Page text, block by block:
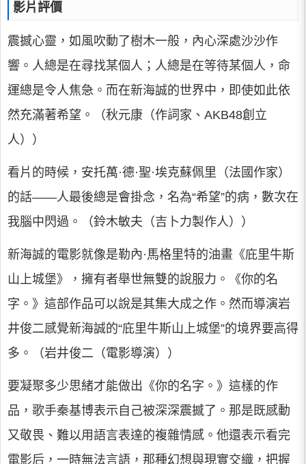
影片評價
震撼心靈，如風吹動了樹木一般，內心深處沙沙作
響。人總是在尋找某個人；人總是在等待某個人，命
運總是令人焦急。而在新海誠的世界中，即使如此依
然充滿著希望。（秋元康（作詞家、AKB48創立
人））
看片的時候，安托萬·德·聖·埃克蘇佩里（法國作家）
的話——人最後總是會掛念，名為“希望”的病，數次在
我腦中閃過。（鈴木敏夫（吉卜力製作人））
新海誠的電影就像是勒內·馬格里特的油畫《庇里牛斯
山上城堡》，擁有者舉世無雙的說服力。《你的名
字。》這部作品可以說是其集大成之作。然而導演岩
井俊二感覺新海誠的“庇里牛斯山上城堡”的境界要高得
多。（岩井俊二（電影導演））
要凝聚多少思緒才能做出《你的名字。》這樣的作
品，歌手秦基博表示自己被深深震撼了。那是既感動
又敬畏、難以用語言表達的複雜情感。他還表示看完
電影后，一時無法言語，那種幻想與現實交織，把握